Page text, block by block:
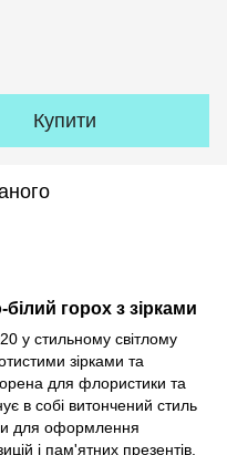
Купити
горох з зірками
у стильному світлому
зірками та
для флористики та
в собі витончений стиль
для оформлення
і пам'ятних презентів.